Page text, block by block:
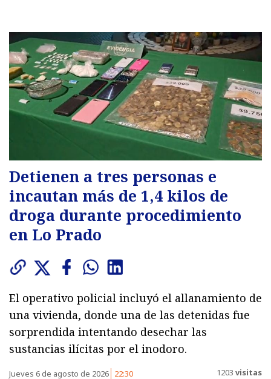
Detienen a tres personas e
incautan más de 1,4 kilos de
droga durante procedimiento
en Lo Prado
El operativo policial incluyó el allanamiento de
una vivienda, donde una de las detenidas fue
sorprendida intentando desechar las
sustancias ilícitas por el inodoro.
Jueves 6 de agosto de 2026 22:30 1203 visitas